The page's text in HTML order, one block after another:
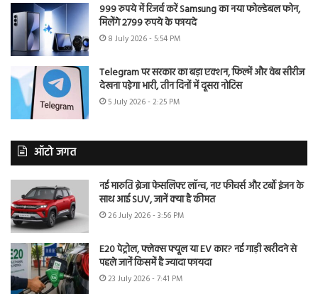
999 रुपये में रिजर्व करें Samsung का नया फोल्डेबल फोन,
मिलेंगे 2799 रुपये के फायदे
8 July 2026 - 5:54 PM
Telegram पर सरकार का बड़ा एक्शन, फिल्में और वेब सीरीज
देखना पड़ेगा भारी, तीन दिनों में दूसरा नोटिस
5 July 2026 - 2:25 PM
ऑटो जगत
नई मारुति ब्रेजा फेसलिफ्ट लॉन्च, नए फीचर्स और टर्बो इंजन के
साथ आई SUV, जानें क्या है कीमत
26 July 2026 - 3:56 PM
E20 पेट्रोल, फ्लेक्स फ्यूल या EV कार? नई गाड़ी खरीदने से
पहले जानें किसमें है ज्यादा फायदा
23 July 2026 - 7:41 PM